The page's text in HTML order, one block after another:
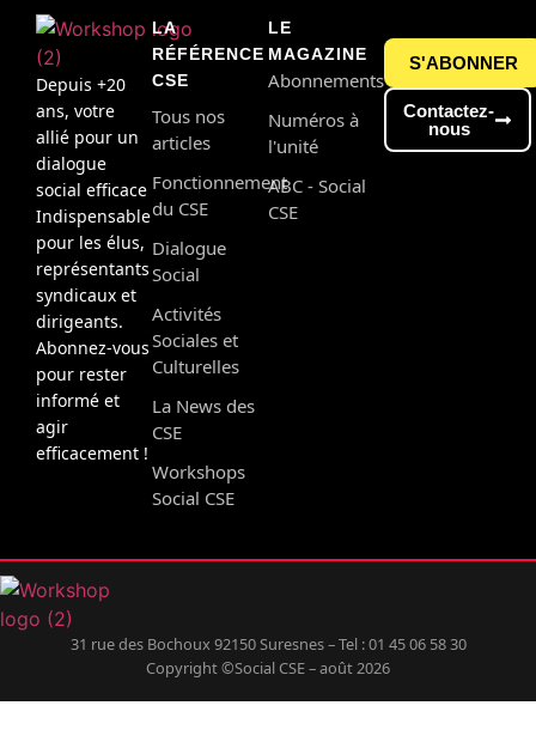
Depuis +20
ans, votre
allié pour un
dialogue
social efficace
Indispensable
pour les élus,
représentants
syndicaux et
dirigeants.
Abonnez-vous
pour rester
informé et
agir
efficacement !
LA
RÉFÉRENCE
CSE
Tous nos
articles
Fonctionnement
du CSE
Dialogue
Social
Activités
Sociales et
Culturelles
La News des
CSE
Workshops
Social CSE
LE
MAGAZINE
Abonnements
Numéros à
l'unité
ABC - Social
CSE
S'ABONNER
Contactez-
nous
31 rue des Bochoux 92150 Suresnes – Tel : 01 45 06 58 30
Copyright ©Social CSE – août 2026